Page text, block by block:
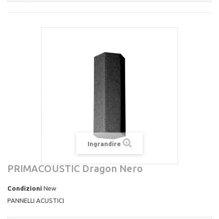
Ingrandire
PRIMACOUSTIC Dragon Nero
Condizioni New
PANNELLI ACUSTICI